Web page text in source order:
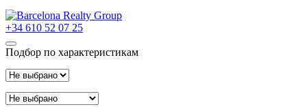
+34 610 52 07 25
Подбор по характеристикам